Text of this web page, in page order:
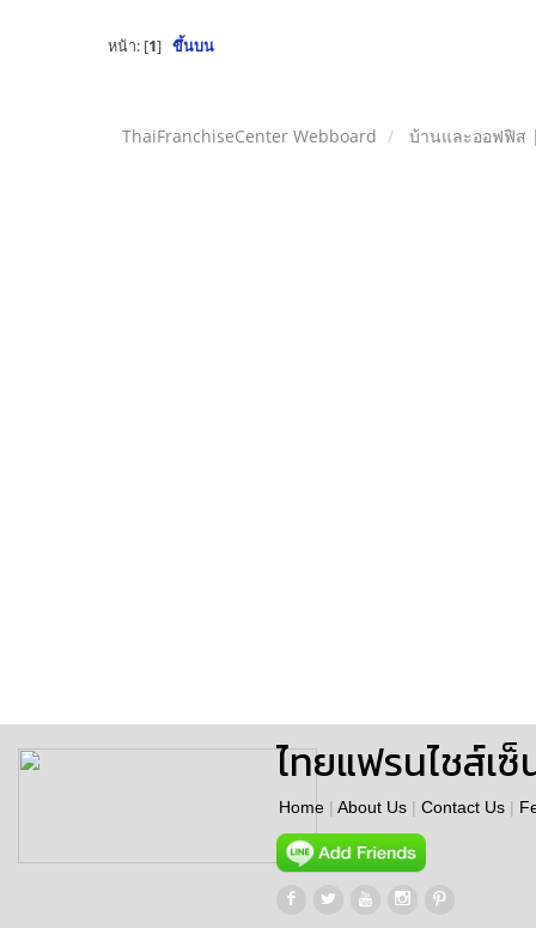
หน้า: [1] ขึ้นบน
ThaiFranchiseCenter Webboard บ้านและออฟฟิส
ไทยแฟรนไชส์เซ็
Home | About Us | Contact Us |